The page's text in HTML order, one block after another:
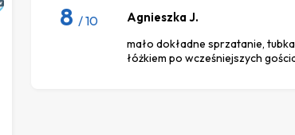
8 / 10 Agnieszka J.
mało dokładne sprzatanie,
łóżkiem po wcześniejszych